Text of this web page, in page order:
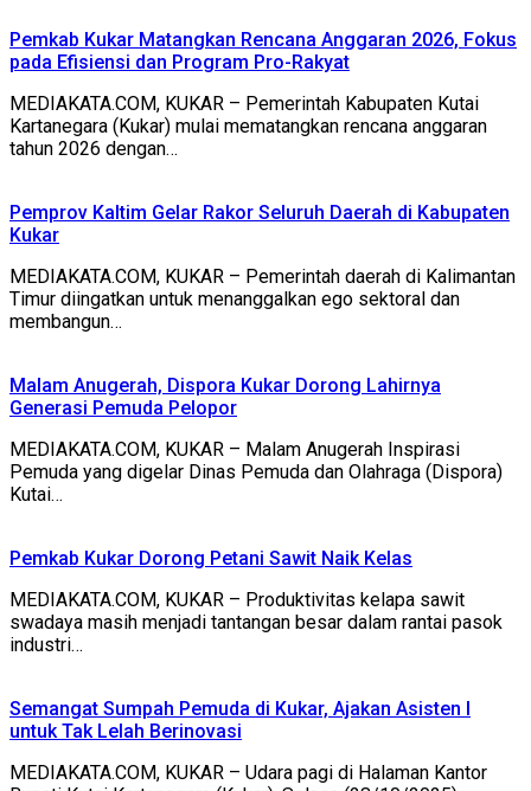
Pemkab Kukar Matangkan Rencana Anggaran 2026, Fokus
pada Efisiensi dan Program Pro-Rakyat
MEDIAKATA.COM, KUKAR – Pemerintah Kabupaten Kutai
Kartanegara (Kukar) mulai mematangkan rencana anggaran
tahun 2026 dengan…
Pemprov Kaltim Gelar Rakor Seluruh Daerah di Kabupaten
Kukar
MEDIAKATA.COM, KUKAR – Pemerintah daerah di Kalimantan
Timur diingatkan untuk menanggalkan ego sektoral dan
membangun…
Malam Anugerah, Dispora Kukar Dorong Lahirnya
Generasi Pemuda Pelopor
MEDIAKATA.COM, KUKAR – Malam Anugerah Inspirasi
Pemuda yang digelar Dinas Pemuda dan Olahraga (Dispora)
Kutai…
Pemkab Kukar Dorong Petani Sawit Naik Kelas
MEDIAKATA.COM, KUKAR – Produktivitas kelapa sawit
swadaya masih menjadi tantangan besar dalam rantai pasok
industri…
Semangat Sumpah Pemuda di Kukar, Ajakan Asisten I
untuk Tak Lelah Berinovasi
MEDIAKATA.COM, KUKAR – Udara pagi di Halaman Kantor